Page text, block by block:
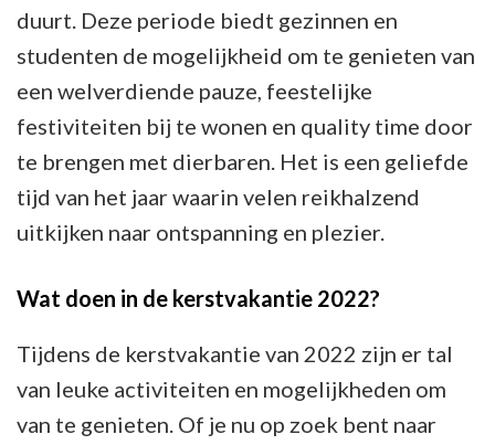
duurt. Deze periode biedt gezinnen en
studenten de mogelijkheid om te genieten van
een welverdiende pauze, feestelijke
festiviteiten bij te wonen en quality time door
te brengen met dierbaren. Het is een geliefde
tijd van het jaar waarin velen reikhalzend
uitkijken naar ontspanning en plezier.
Wat doen in de kerstvakantie 2022?
Tijdens de kerstvakantie van 2022 zijn er tal
van leuke activiteiten en mogelijkheden om
van te genieten. Of je nu op zoek bent naar